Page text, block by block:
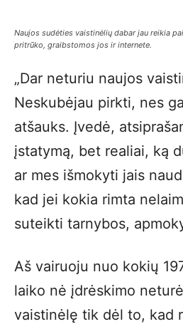
Naujos sudėties vaistinėlių dabar jau reikia
pritrūko, graibstomos jos ir internete.
„Dar neturiu naujos
Neskubėjau pirkti, nes
atšauks. Įvedė,
įstatymą, bet realiai, ką
ar mes išmokyti jais
kad jei kokia rimta
suteikti tarnybos,
Aš vairuoju nuo kokių
laiko nė įdrėskimo
vaistinėlę tik dėl to, kad